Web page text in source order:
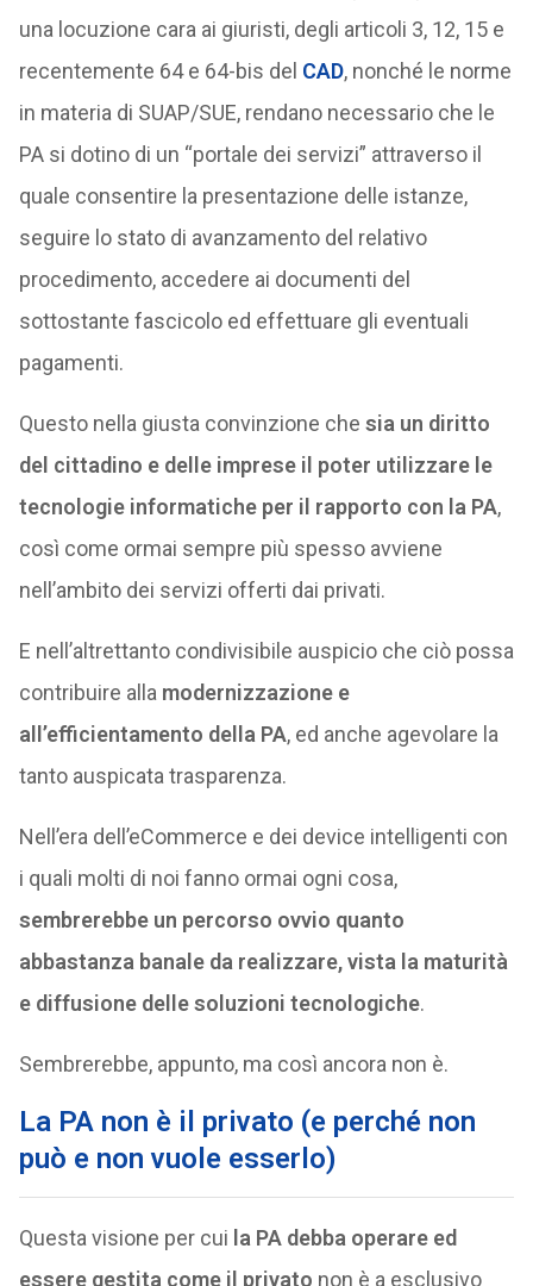
una locuzione cara ai giuristi, degli articoli 3, 12, 15 e
recentemente 64 e 64-bis del CAD, nonché le norme
in materia di SUAP/SUE, rendano necessario che le
PA si dotino di un “portale dei servizi” attraverso il
quale consentire la presentazione delle istanze,
seguire lo stato di avanzamento del relativo
procedimento, accedere ai documenti del
sottostante fascicolo ed effettuare gli eventuali
pagamenti.
Questo nella giusta convinzione che sia un diritto
del cittadino e delle imprese il poter utilizzare le
tecnologie informatiche per il rapporto con la PA,
così come ormai sempre più spesso avviene
nell’ambito dei servizi offerti dai privati.
E nell’altrettanto condivisibile auspicio che ciò possa
contribuire alla modernizzazione e
all’efficientamento della PA, ed anche agevolare la
tanto auspicata trasparenza.
Nell’era dell’eCommerce e dei device intelligenti con
i quali molti di noi fanno ormai ogni cosa,
sembrerebbe un percorso ovvio quanto
abbastanza banale da realizzare, vista la maturità
e diffusione delle soluzioni tecnologiche.
Sembrerebbe, appunto, ma così ancora non è.
La PA non è il privato (e perché non
può e non vuole esserlo)
Questa visione per cui la PA debba operare ed
essere gestita come il privato non è a esclusivo